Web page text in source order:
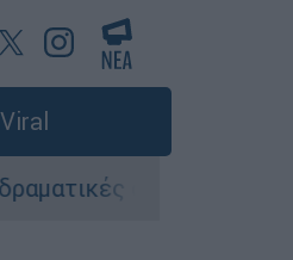
Viral
χιλιάδες